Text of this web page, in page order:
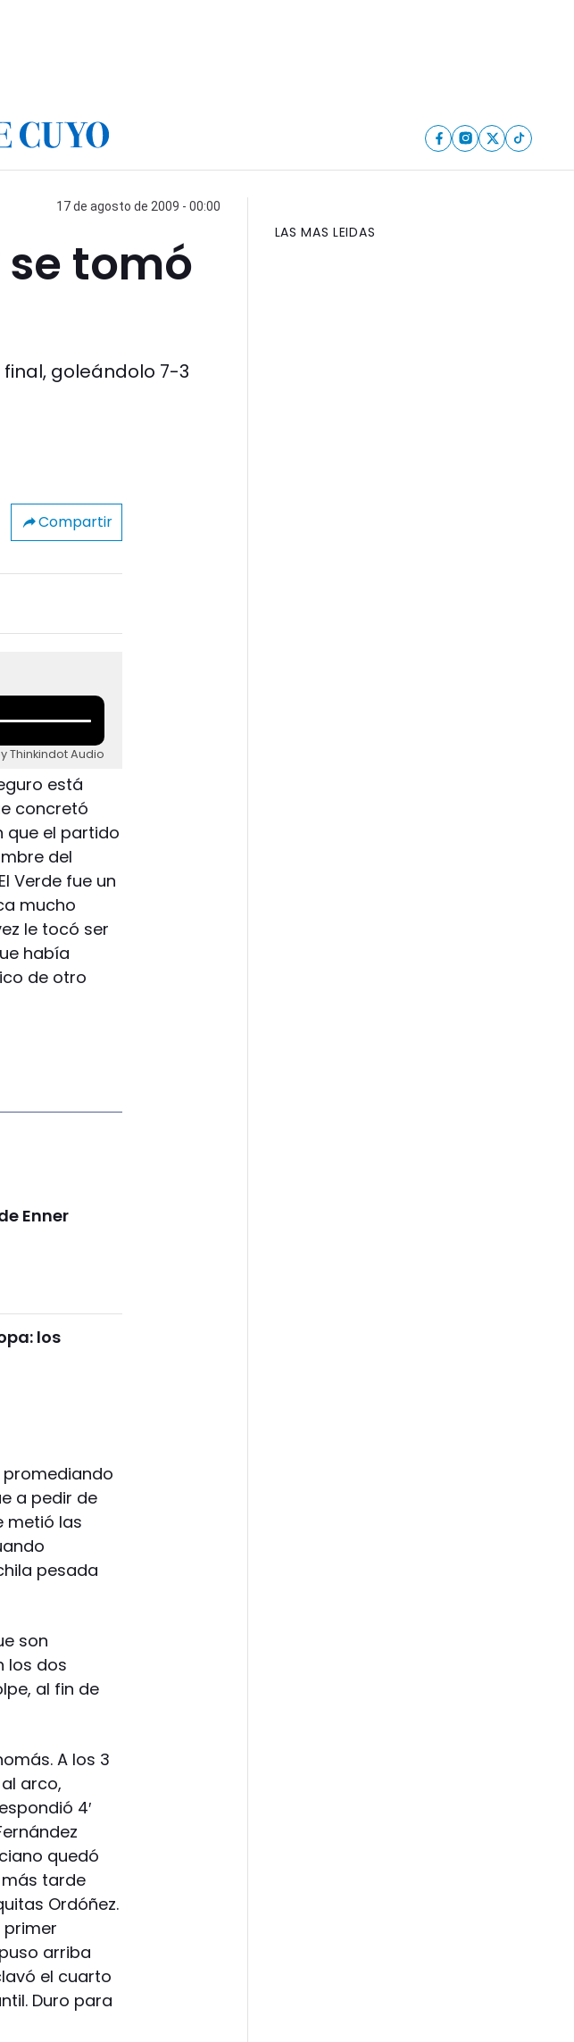
17 de agosto de 2009 - 00:00
tomó
goleándolo 7-3
Compartir
Thinkindot Audio
está
concretó
que el partido
del
Verde fue un
mucho
le tocó ser
había
de otro
Enner
los
a pedir de
metió las
pesada
son
los dos
al fin de
A los 3
arco,
4′
quedó
más tarde
Ordóñez.
primer
arriba
el cuarto
Duro para
LAS MAS LEIDAS